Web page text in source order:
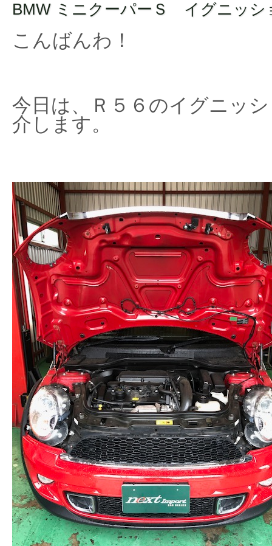
BMW ミニクーパーＳ イグニッ
こんばんわ！
今日は、Ｒ５６のイグニッ
介します。